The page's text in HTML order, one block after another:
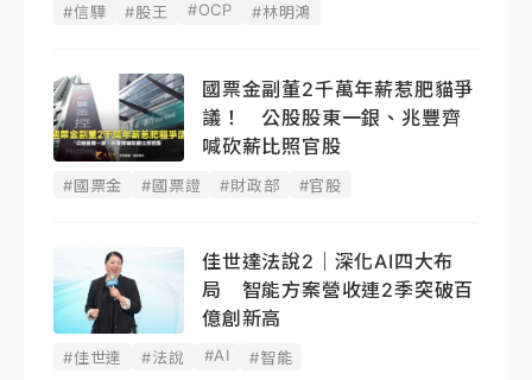
#信驊 #股王 #OCP #林明鴻
國票金副董2千萬年薪惹肥貓爭
議！ 公股股東一銀、兆豐齊
喊砍薪比照官股
#國票金 #國票證 #財政部 #官股
佳世達法說2｜深化AI四大布
局 智能方案營收連2季突破百
億創新高
#佳世達 #法說 #AI #智能